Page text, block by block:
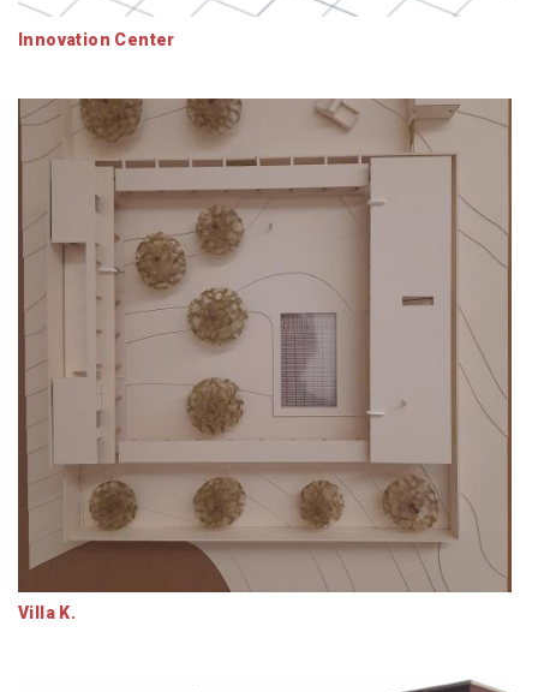
Innovation Center
Villa K.